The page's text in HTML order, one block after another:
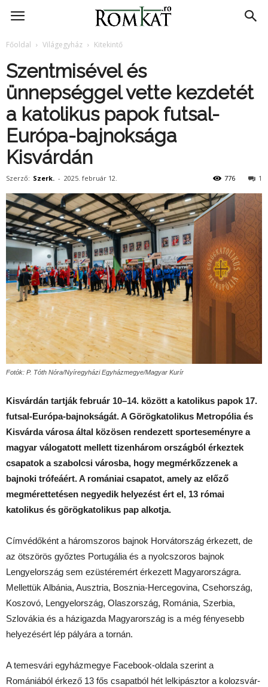
RomKat.ro
Főoldal Világegyház Kitekintő
Szentmisével és
ünnepséggel vette kezdetét
a katolikus papok futsal-
Európa-bajnoksága
Kisvárdán
Szerző: Szerk. - 2025. február 12. 1
776
Fotók: P. Tóth Nóra/Nyíregyházi Egyházmegye/Magyar Kurír
Kisvárdán tartják február 10–14. között a katolikus papok 17.
futsal-Európa-bajnokságát. A Görögkatolikus Metropólia és
Kisvárda városa által közösen rendezett sporteseményre a
magyar válogatott mellett tizenhárom országból érkeztek
csapatok a szabolcsi városba, hogy megmérkőzzenek a
bajnoki trófeáért. A romániai csapatot, amely az előző
megmérettetésen negyedik helyezést ért el, 13 római
katolikus és görögkatolikus pap alkotja.
Címvédőként a háromszoros bajnok Horvátország érkezett, de
az ötszörös győztes Portugália és a nyolcszoros bajnok
Lengyelország sem ezüstéremért érkezett Magyarországra.
Mellettük Albánia, Ausztria, Bosznia-Hercegovina, Csehország,
Koszovó, Lengyelország, Olaszország, Románia, Szerbia,
Szlovákia és a házigazda Magyarország is a még fényesebb
helyezésért lép pályára a tornán.
A temesvári egyházmegye Facebook-oldala szerint a
Romániából érkező 13 fős csapatból hét lelkipásztor a kolozsvár-